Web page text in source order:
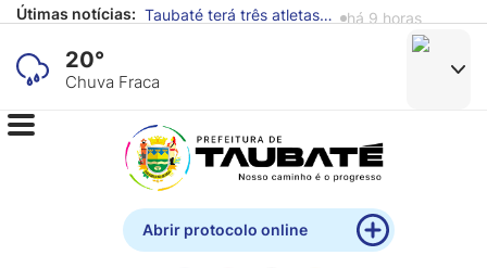
Útimas notícias:
há 9 horas
há 11 horas
20°
Chuva Fraca
Abrir protocolo online